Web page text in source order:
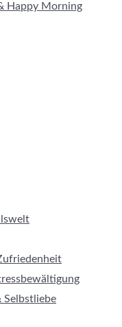
Happy Morning